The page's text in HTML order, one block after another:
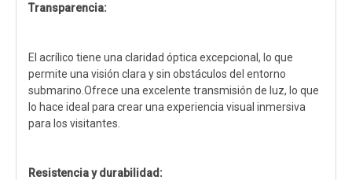
Transparencia:
El acrílico tiene una claridad óptica excepcional, lo que
permite una visión clara y sin obstáculos del entorno
submarino.Ofrece una excelente transmisión de luz, lo que
lo hace ideal para crear una experiencia visual inmersiva
para los visitantes.
Resistencia y durabilidad: